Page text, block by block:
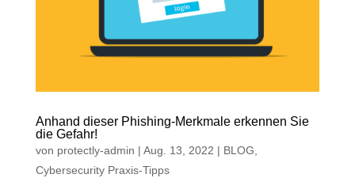
Anhand dieser Phishing-Merkmale erkennen Sie
die Gefahr!
von protectly-admin | Aug. 13, 2022 | BLOG
Cybersecurity Praxis-Tipps